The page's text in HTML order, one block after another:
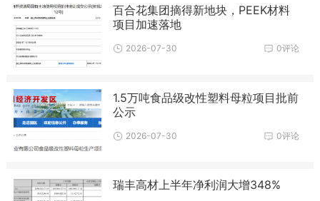
百合花集团摘得新地块，PEEK材料
项目加速落地
0评论
2026-07-30
1.5万吨食品级改性塑料母粒项目批前
公示
0评论
2026-07-30
瑞丰高材上半年净利润大增348%